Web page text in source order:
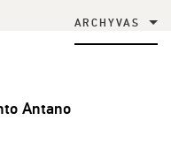
ARCHYVAS
Antano